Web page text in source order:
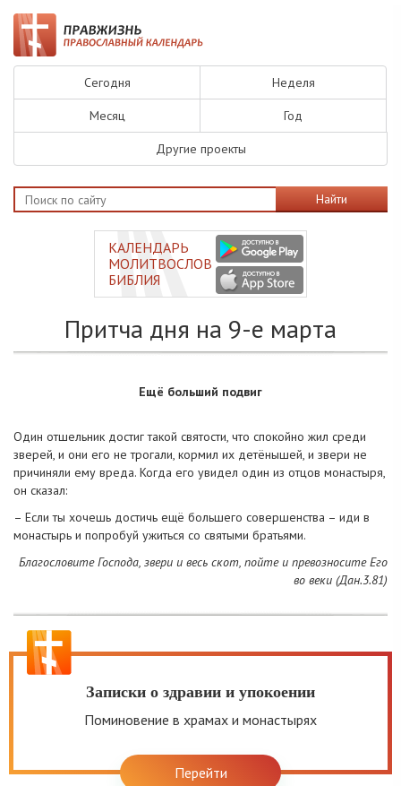
Сегодня Неделя
Месяц Год
Другие проекты
Найти
КАЛЕНДАРЬ
МОЛИТВОСЛОВ
БИБЛИЯ
Притча дня на 9-е марта
Ещё больший подвиг
Один отшельник достиг такой святости, что спокойно жил среди
зверей, и они его не трогали, кормил их детёнышей, и звери не
причиняли ему вреда. Когда его увидел один из отцов монастыря,
он сказал:
– Если ты хочешь достичь ещё большего совершенства – иди в
монастырь и попробуй ужиться со святыми братьями.
Благословите Господа, звери и весь скот, пойте и превозносите Его
во веки (Дан.3.81)
Записки о здравии и упокоении
Поминовение в храмах и монастырях
Перейти